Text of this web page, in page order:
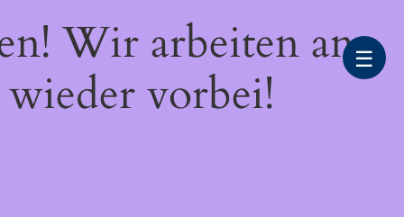
Wir arbeiten an
vorbei!
☰